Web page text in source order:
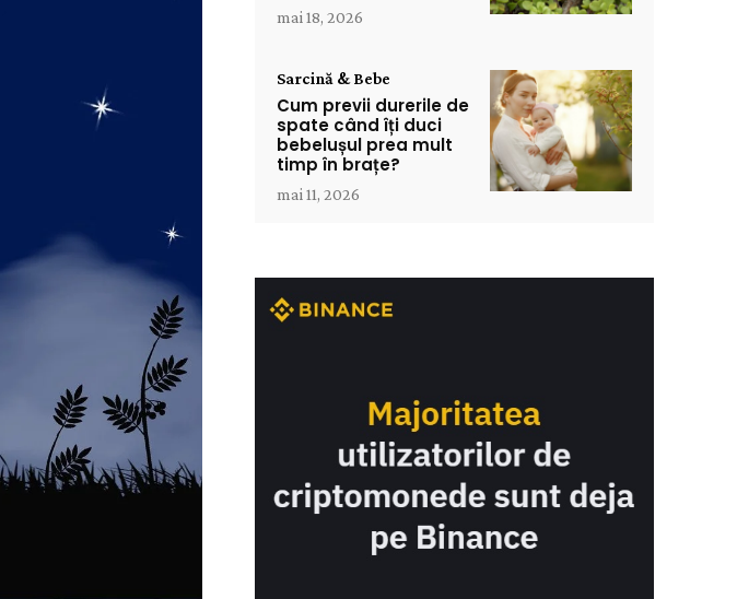
mai 18, 2026
Sarcină & Bebe
Cum previi durerile de
spate când îți duci
bebelușul prea mult
timp în brațe?
mai 11, 2026